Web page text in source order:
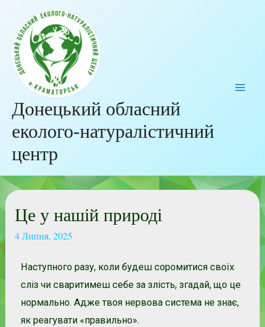
Донецький обласний
еколого-натуралістичний
центр
Це у нашій природі
4 Липня, 2025
Наступного разу, коли будеш соромитися своїх
сліз чи сваритимеш себе за злість, згадай, що це
нормально. Адже твоя нервова система не знає,
як реагувати «правильно».